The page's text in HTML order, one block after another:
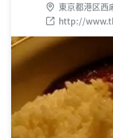
東京都港区西
トビル 1F
http://